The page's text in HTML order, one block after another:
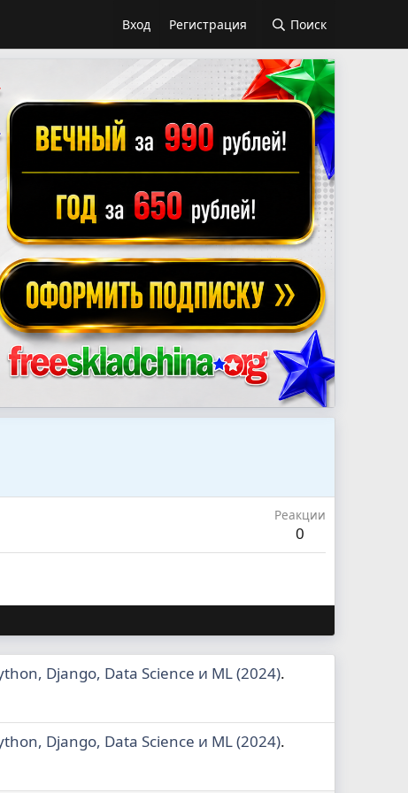
Вход Регистрация Поиск
Реакции
0
Django, Data Science и ML (2024).
Django, Data Science и ML (2024).